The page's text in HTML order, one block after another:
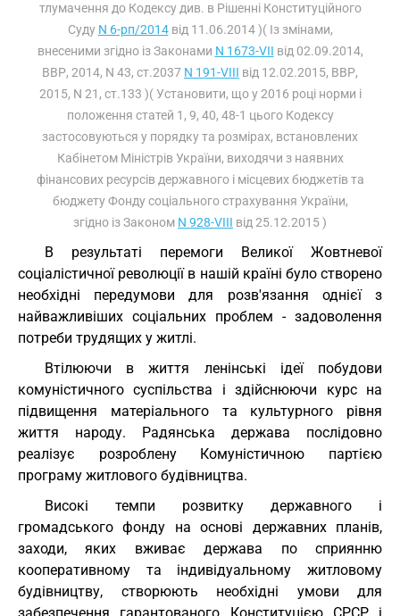
тлумачення до Кодексу див. в Рішенні Конституційного
Суду N 6-рп/2014від 11.06.2014 )( Із змінами,
внесеними згідно із Законами N 1673-VII від 02.09.2014,
ВВР, 2014, N 43, ст.2037 N 191-VIII від 12.02.2015, ВВР,
2015, N 21, ст.133 )( Установити, що у 2016 році норми і
положення статей 1, 9, 40, 48-1 цього Кодексу
застосовуються у порядку та розмірах, встановлених
Кабінетом Міністрів України, виходячи з наявних
фінансових ресурсів державного і місцевих бюджетів та
бюджету Фонду соціального страхування України,
згідно із Законом N 928-VIII від 25.12.2015 )
В результаті перемоги Великої Жовтневої
соціалістичної революції в нашій країні було створено
необхідні передумови для розв'язання однієї з
найважливіших соціальних проблем - задоволення
потреби трудящих у житлі.
Втілюючи в життя ленінські ідеї побудови
комуністичного суспільства і здійснюючи курс на
підвищення матеріального та культурного рівня
життя народу. Радянська держава послідовно
реалізує розроблену Комуністичною партією
програму житлового будівництва.
Високі темпи розвитку державного і
громадського фонду на основі державних планів,
заходи, яких вживає держава по сприянню
кооперативному та індивідуальному житловому
будівництву, створюють необхідні умови для